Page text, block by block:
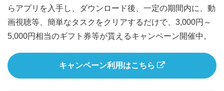
らアプリを入手し、ダウンロード後、一定の期間内に、動
画視聴等、簡単なタスクをクリアするだけで、3,000円～
5,000円相当のギフト券等が貰えるキャンペーン開催中。
キャンペーン利用はこちら